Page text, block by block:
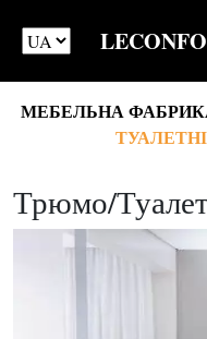
МЕБЕЛЬНА
Трюмо/